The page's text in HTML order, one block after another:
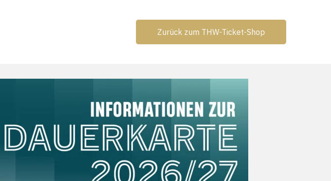
Zurück zum THW-Ticket-Shop